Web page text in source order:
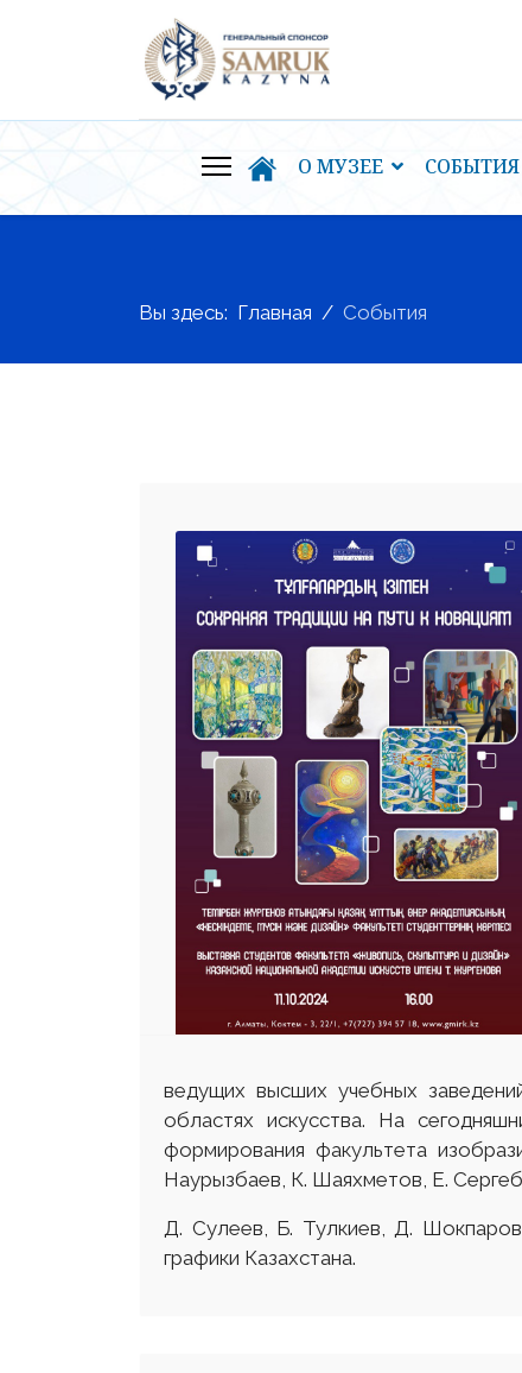
О МУЗЕЕ СОБЫТИЯ
Вы здесь: Главная События
ведущих высших учебных
областях искусства. На
формирования факультета
Наурызбаев, К. Шаяхметов, Е.
Д. Сулеев, Б. Тулкиев, Д.
графики Казахстана.